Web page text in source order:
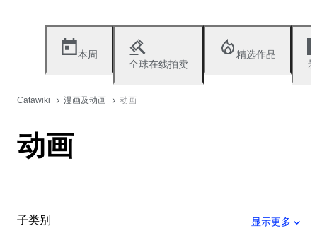
本周
全球在线拍卖
精选作品
Catawiki 漫画及动画 动画
动画
子类别 显示更多